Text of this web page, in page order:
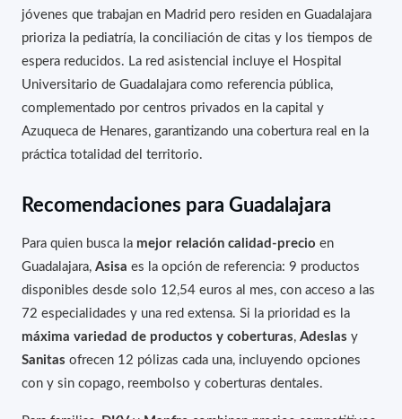
jóvenes que trabajan en Madrid pero residen en Guadalajara
prioriza la pediatría, la conciliación de citas y los tiempos de
espera reducidos. La red asistencial incluye el Hospital
Universitario de Guadalajara como referencia pública,
complementado por centros privados en la capital y
Azuqueca de Henares, garantizando una cobertura real en la
práctica totalidad del territorio.
Recomendaciones para Guadalajara
Para quien busca la mejor relación calidad-precio en
Guadalajara, Asisa es la opción de referencia: 9 productos
disponibles desde solo 12,54 euros al mes, con acceso a las
72 especialidades y una red extensa. Si la prioridad es la
máxima variedad de productos y coberturas, Adeslas y
Sanitas ofrecen 12 pólizas cada una, incluyendo opciones
con y sin copago, reembolso y coberturas dentales.